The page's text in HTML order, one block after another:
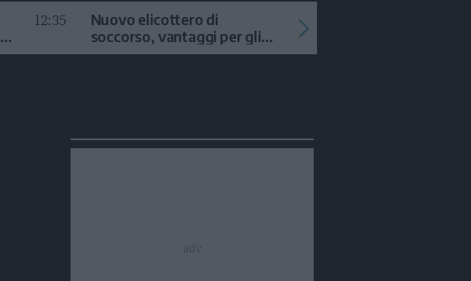
12:35
Nuovo elicottero di
soccorso, vantaggi per gli
interventi in alta quota